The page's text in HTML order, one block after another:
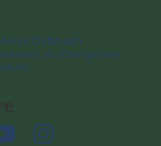
Dabrusin
du Changement
YouTube